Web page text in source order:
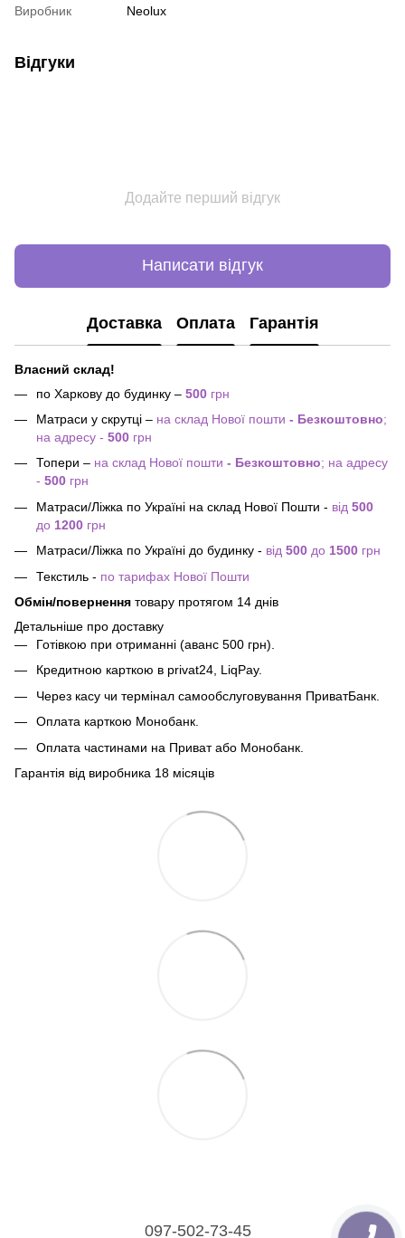
Виробник Neolux
Відгуки
Додайте перший відгук
Написати відгук
Доставка Оплата Гарантія
Власний склад!
по Харкову до будинку – 500 грн
Матраси у скрутці – на склад Нової пошти - Безкоштовно;
на адресу - 500 грн
Топери – на склад Нової пошти - Безкоштовно; на адресу
- 500 грн
Матраси/Ліжка по Україні на склад Нової Пошти - від 500
до 1200 грн
Матраси/Ліжка по Україні до будинку - від 500 до 1500 грн
Текстиль - по тарифах Нової Пошти
Обмін/повернення товару протягом 14 днів
Детальніше про доставку
Готівкою при отриманні (аванс 500 грн).
Кредитною карткою в privat24, LiqPay.
Через касу чи термінал самообслуговування ПриватБанк.
Оплата карткою Монобанк.
Оплата частинами на Приват або Монобанк.
Гарантія від виробника 18 місяців
097-502-73-45